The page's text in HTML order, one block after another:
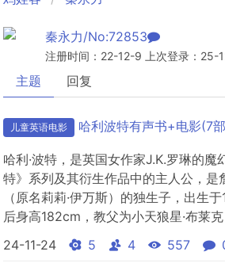
秦永力/No:72853
注册时间：22-12-9 上次登录：25-
主题 回复
儿童英语电影 哈利波特有声书+电影(7
哈利·波特，是英国女作家J.K.罗琳的魔
特》系列及其衍生作品中的主人公，是
（原名莉莉·伊万斯）的独生子，出生
后身高182cm，教父为小天狼星·布莱
者说西里斯·布莱克。魔杖长11英寸，
斯的尾羽。身怀母亲莉莉用生命施加的
24-11-24 5 4 557